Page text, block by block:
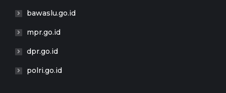
bawaslu.go.id
mpr.go.id
dpr.go.id
polri.go.id